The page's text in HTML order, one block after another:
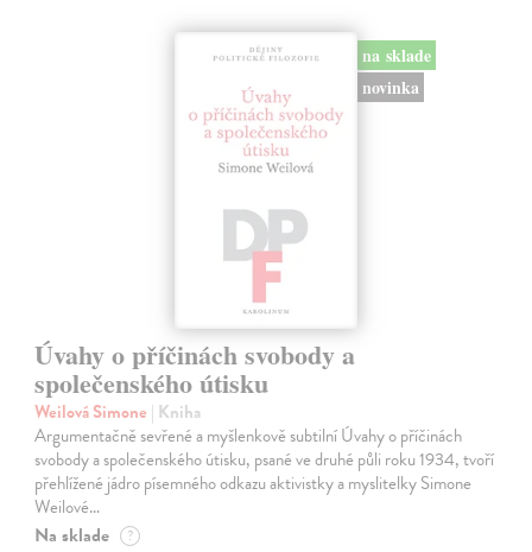
na sklade
novinka
Úvahy o příčinách svobody a
společenského útisku
Weilová Simone | Kniha
Argumentačně sevřené a myšlenkově subtilní Úvahy o příčinách
svobody a společenského útisku, psané ve druhé půli roku 1934, tvoří
přehlížené jádro písemného odkazu aktivistky a myslitelky Simone
Weilové…
Na sklade ?